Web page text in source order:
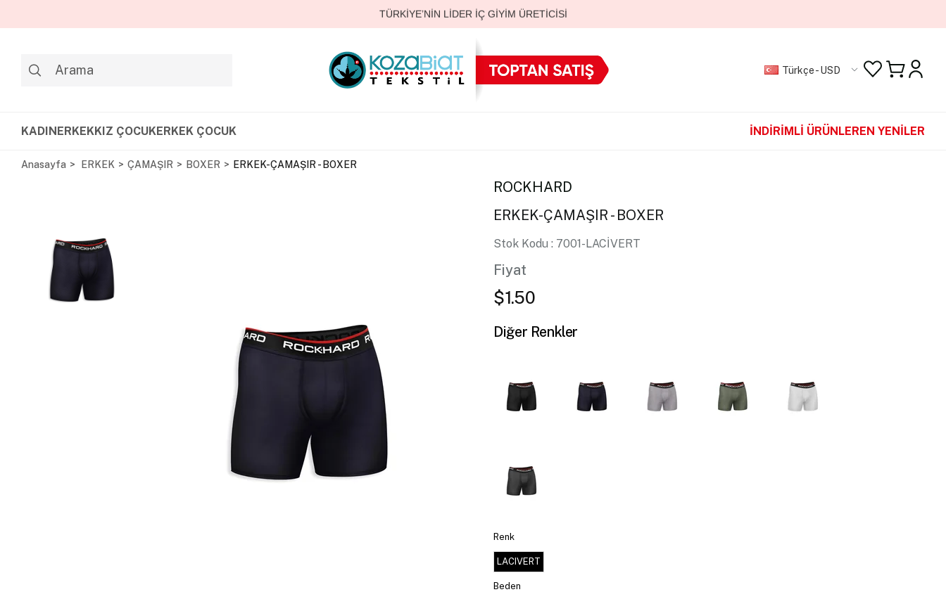
5.000 TL ÜZERİ SİPARİŞLERDE ÜCRETSİZ KARGO
YENİ BAYİLERE ÖZEL %10 İNDİRİM Türkçe - USD
KADINERKEKKIZ ÇOCUKERKEK ÇOCUK İNDİRİMLİ ÜRÜNLEREN YENİLER
Anasayfa ERKEK ÇAMAŞIR BOXER ERKEK-ÇAMAŞIR - BOXER
ROCKHARD
ERKEK-ÇAMAŞIR - BOXER
Stok Kodu 7001-LACİVERT
Fiyat
$1.50
Diğer Renkler
Renk
LACIVERT
Beden